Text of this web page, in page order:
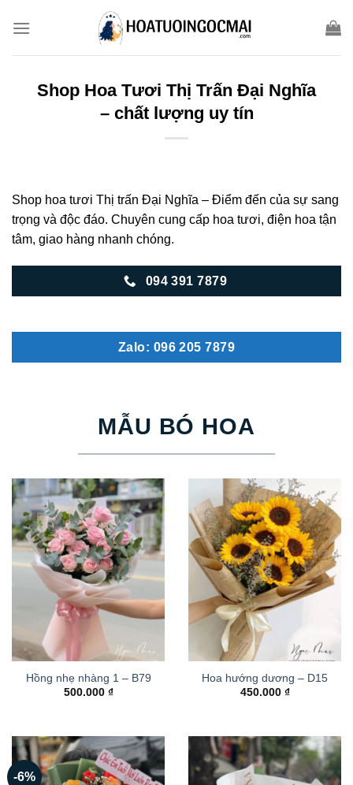
Shop Hoa Tươi Thị Trấn Đại Nghĩa
– chất lượng uy tín
Shop hoa tươi Thị trấn Đại Nghĩa – Điểm đến của sự sang
trọng và độc đáo. Chuyên cung cấp hoa tươi, điện hoa tận
tâm, giao hàng nhanh chóng.
094 391 7879
Zalo: 096 205 7879
MẪU BÓ HOA
Hồng nhẹ nhàng 1 – B79
500.000 ₫
Hoa hướng dương – D15
450.000 ₫
-6%